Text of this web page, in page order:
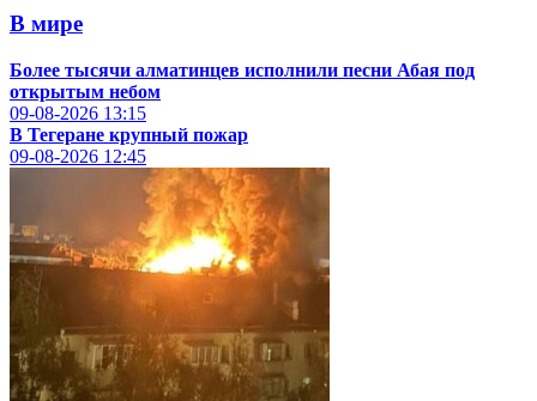
В мире
Более тысячи алматинцев исполнили песни Абая под
открытым небом
09-08-2026 13:15
В Тегеране крупный пожар
09-08-2026 12:45